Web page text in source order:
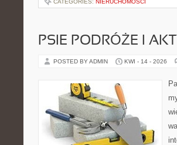
CATEGORIES: NIERUCHOMOŚCI
PSIE PODRÓŻE I
POSTED BY ADMIN KWI - 14 - 2026